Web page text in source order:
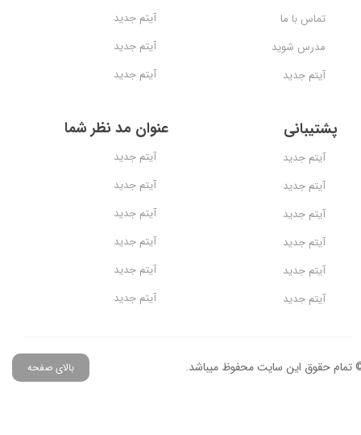
تماس با ما
مدرس شوید
آیتم جدید
آیتم جدید
آیتم جدید
آیتم جدید
عنوان مد نظر شما
آیتم جدید
آیتم جدید
آیتم جدید
آیتم جدید
آیتم جدید
آیتم جدید
پشتیبانی
آیتم جدید
آیتم جدید
آیتم جدید
آیتم جدید
آیتم جدید
آیتم جدید
تمام حقوق این سایت محفوظ میباشد. بالای صفحه